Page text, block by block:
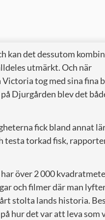
kan det dessutom
utmärkt. Och när
tog med sina fina
Djurgården blev det
fick bland annat
testa torkad fisk,
över 2 000
och filmer där man
stolta lands historia.
hur det var att leva som